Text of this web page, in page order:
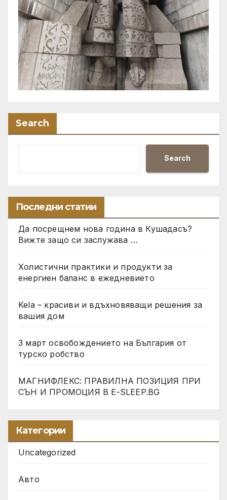
Search
Search
Последни статии
Да посрещнем нова година в Кушадасъ?
Вижте защо си заслужава …
Холистични практики и продукти за
енергиен баланс в ежедневието
Kela – красиви и вдъхновяващи решения за
вашия дом
3 март освобождението на България от
турско робство
МАГНИФЛЕКС: ПРАВИЛНА ПОЗИЦИЯ ПРИ
СЪН И ПРОМОЦИЯ В Е-SLEEP.BG
Категории
Uncategorized
Авто